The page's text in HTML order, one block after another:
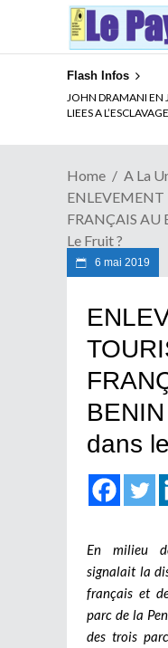
Flash Infos
JOHN DRAMANI
LIEES A
ELECTION DE
Quand Patrice
Home
A La
ENLEVEMENT
FRANÇAIS AU
Le Fruit ?
6 mai 2019
dans
En milieu
signalait la
français et
parc de la
des trois